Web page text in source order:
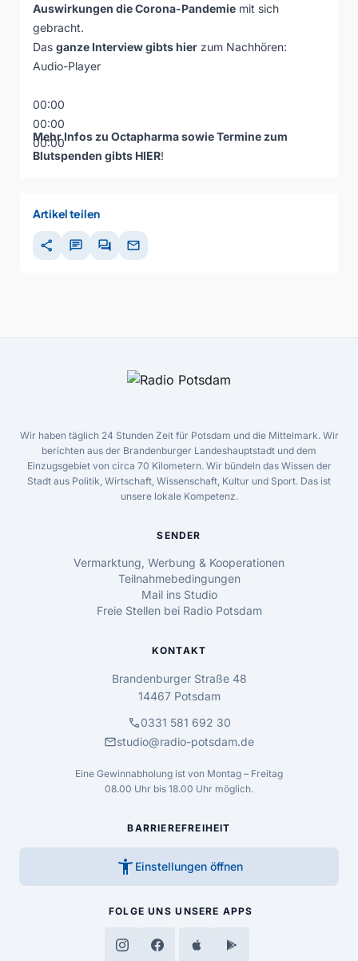
Auswirkungen die Corona-Pandemie mit sich
gebracht.
Das ganze Interview gibts hier zum Nachhören:
Audio-Player
00:00
00:00
00:00
Mehr Infos zu Octapharma sowie Termine zum
Blutspenden gibts HIER!
Artikel teilen
share chat forum mail
Wir haben täglich 24 Stunden Zeit für Potsdam und die Mittelmark. Wir
berichten aus der Brandenburger Landeshauptstadt und dem
Einzugsgebiet von circa 70 Kilometern. Wir bündeln das Wissen der
Stadt aus Politik, Wirtschaft, Wissenschaft, Kultur und Sport. Das ist
unsere lokale Kompetenz.
SENDER
Vermarktung, Werbung & Kooperationen
Teilnahmebedingungen
Mail ins Studio
Freie Stellen bei Radio Potsdam
KONTAKT
Brandenburger Straße 48
14467 Potsdam
call0331 581 692 30
mailstudio@radio-potsdam.de
Eine Gewinnabholung ist von Montag – Freitag
08.00 Uhr bis 18.00 Uhr möglich.
BARRIEREFREIHEIT
accessibility_new Einstellungen öffnen
FOLGE UNS UNSERE APPS